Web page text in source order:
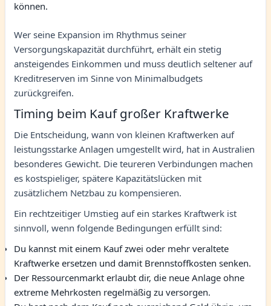
können.
Wer seine Expansion im Rhythmus seiner
Versorgungskapazität durchführt, erhält ein stetig
ansteigendes Einkommen und muss deutlich seltener auf
Kreditreserven im Sinne von Minimalbudgets
zurückgreifen.
Timing beim Kauf großer Kraftwerke
Die Entscheidung, wann von kleinen Kraftwerken auf
leistungsstarke Anlagen umgestellt wird, hat in Australien
besonderes Gewicht. Die teureren Verbindungen machen
es kostspieliger, spätere Kapazitätslücken mit
zusätzlichem Netzbau zu kompensieren.
Ein rechtzeitiger Umstieg auf ein starkes Kraftwerk ist
sinnvoll, wenn folgende Bedingungen erfüllt sind:
Du kannst mit einem Kauf zwei oder mehr veraltete
Kraftwerke ersetzen und damit Brennstoffkosten senken.
Der Ressourcenmarkt erlaubt dir, die neue Anlage ohne
extreme Mehrkosten regelmäßig zu versorgen.